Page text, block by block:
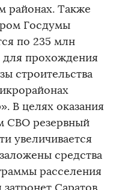
районах. Также
Госдумы
по 235 млн
для прохождения
строительства
В целях оказания
СВО резервный
увеличивается
средства
расселения
Саратов,